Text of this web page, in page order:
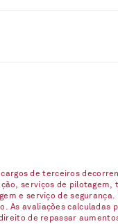
de terceiros
serviços de
e serviço de segurança.
As avaliações calculadas
de repassar